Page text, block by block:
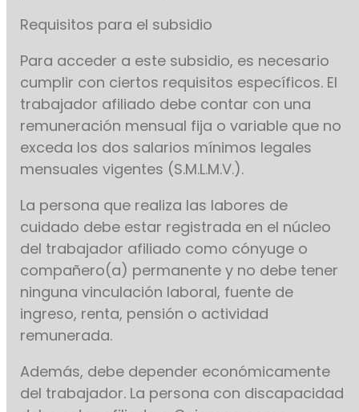
Requisitos para el subsidio
Para acceder a este subsidio, es necesario
cumplir con ciertos requisitos específicos. El
trabajador afiliado debe contar con una
remuneración mensual fija o variable que no
exceda los dos salarios mínimos legales
mensuales vigentes (S.M.L.M.V.).
La persona que realiza las labores de
cuidado debe estar registrada en el núcleo
del trabajador afiliado como cónyuge o
compañero(a) permanente y no debe tener
ninguna vinculación laboral, fuente de
ingreso, renta, pensión o actividad
remunerada.
Además, debe depender económicamente
del trabajador. La persona con discapacidad